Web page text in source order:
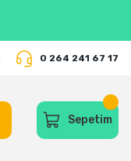
0 264 241 67 17
Sepetim